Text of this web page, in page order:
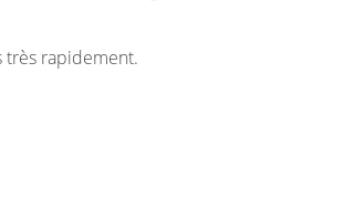
très rapidement.